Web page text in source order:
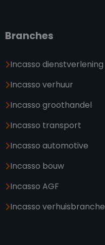
Branches
Incasso dienstverlening
Incasso verhuur
Incasso groothandel
Incasso transport
Incasso automotive
Incasso bouw
Incasso AGF
Incasso verhuisbranche